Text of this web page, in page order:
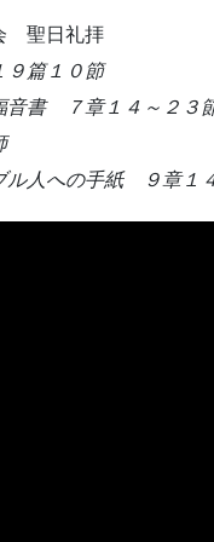
聖日礼拝
篇１０節
音書 ７章１４～２３
ル人への手紙 ９章１